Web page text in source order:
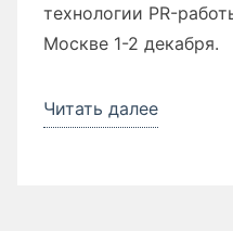
технологии PR-
Москве 1-2 декабря.
Читать далее